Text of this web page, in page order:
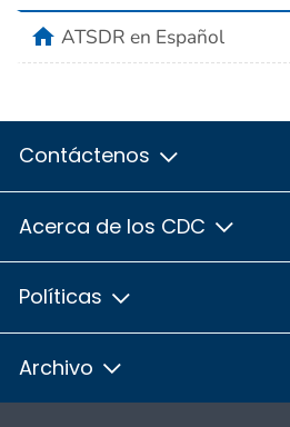
homeATSDR en Español
Contáctenos
Acerca de los CDC
Políticas
Archivo